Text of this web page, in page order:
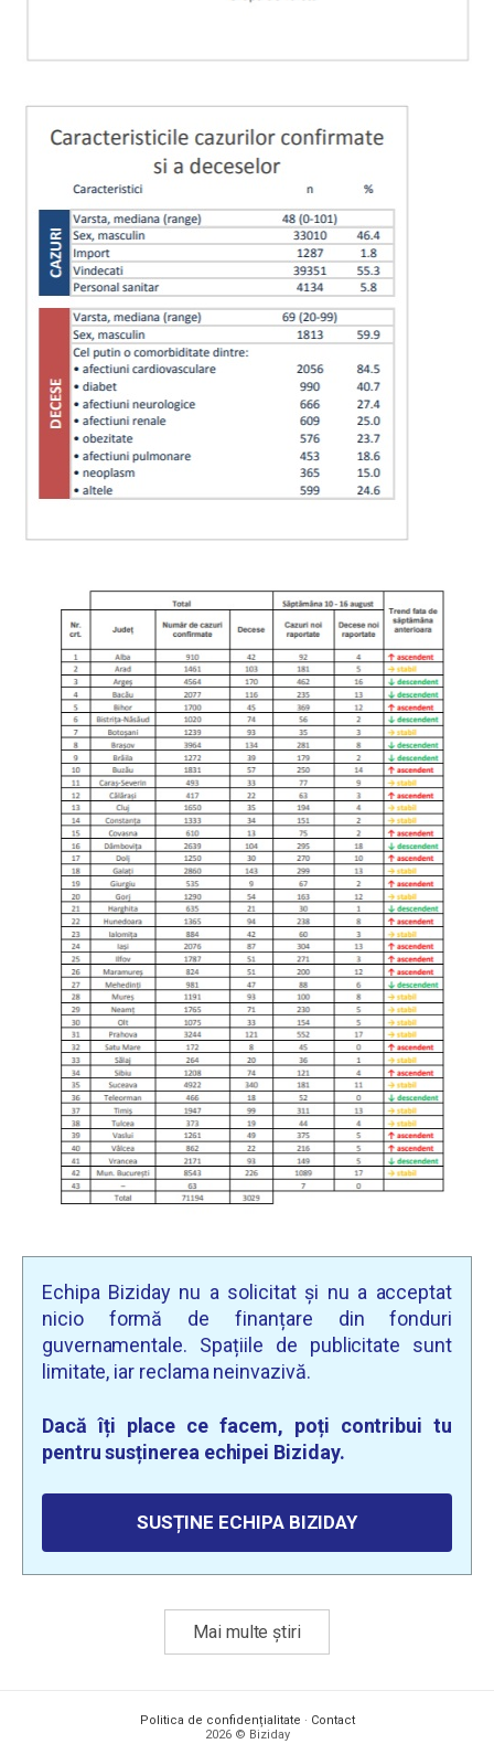
Echipa Biziday nu a solicitat și nu a acceptat
nicio formă de finanțare din fonduri
guvernamentale. Spațiile de publicitate sunt
limitate, iar reclama neinvazivă.
Dacă îți place ce facem, poți contribui tu
pentru susținerea echipei Biziday.
SUSȚINE ECHIPA BIZIDAY
Mai multe știri
Politica de confidențialitate · Contact
2026 © Biziday